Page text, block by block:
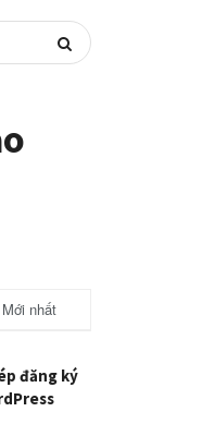
Mới nhất
đăng ký